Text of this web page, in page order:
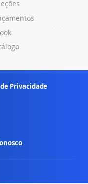
Privacidade